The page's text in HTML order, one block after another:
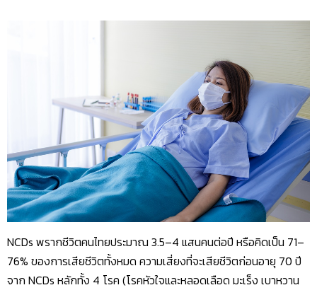
NCDs พรากชีวิตคนไทยประมาณ 3.5–4 แสนคนต่อปี หรือคิดเป็น 71–
76% ของการเสียชีวิตทั้งหมด ความเสี่ยงที่จะเสียชีวิตก่อนอายุ 70 ปี
จาก NCDs หลักทั้ง 4 โรค (โรคหัวใจและหลอดเลือด มะเร็ง เบาหวาน